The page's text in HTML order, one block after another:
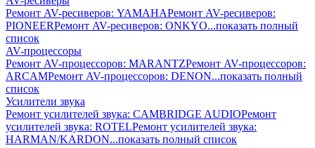
Ремонт AV-реcиверов: YAMAHAРемонт AV-реcиверов:
PIONEERРемонт AV-реcиверов: ONKYO...показать полный
список
AV-процессоры
Ремонт AV-процессоров: MARANTZРемонт AV-процессоров:
ARCAMРемонт AV-процессоров: DENON...показать полный
список
Усилители звука
Ремонт усилителей звука: CAMBRIDGE AUDIOРемонт
усилителей звука: ROTELРемонт усилителей звука:
HARMAN/KARDON...показать полный список